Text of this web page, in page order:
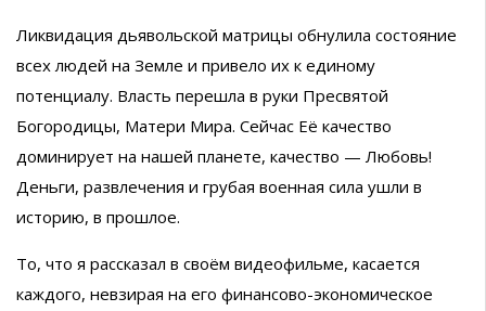
Ликвидация дьявольской матрицы обнулила состояние
всех людей на Земле и привело их к единому
потенциалу. Власть перешла в руки Пресвятой
Богородицы, Матери Мира. Сейчас Её качество
доминирует на нашей планете, качество — Любовь!
Деньги, развлечения и грубая военная сила ушли в
историю, в прошлое.
То, что я рассказал в своём видеофильме, касается
каждого, невзирая на его финансово-экономическое